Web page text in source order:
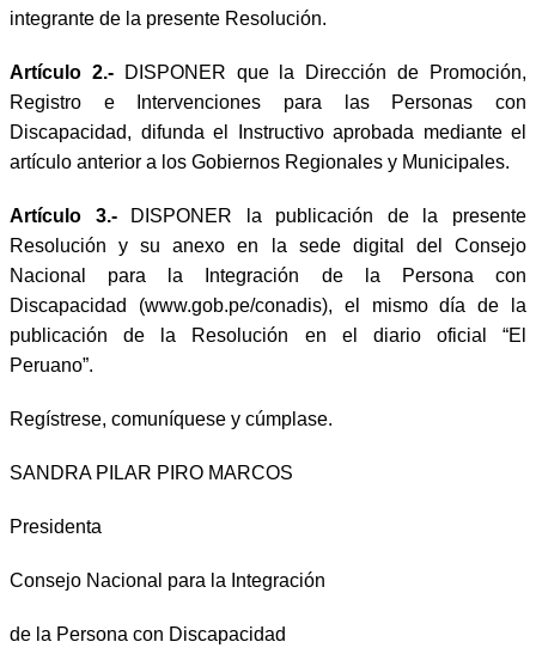
integrante de la presente Resolución.
Artículo 2.-
DISPONER que la Dirección de Promoción,
Registro e Intervenciones para las Personas con
Discapacidad, difunda el Instructivo aprobada mediante el
artículo anterior a los Gobiernos Regionales y Municipales.
Artículo 3.-
DISPONER la publicación de la presente
Resolución y su anexo en la sede digital del Consejo
Nacional para la Integración de la Persona con
Discapacidad (www.gob.pe/conadis), el mismo día de la
publicación de la Resolución en el diario oficial “El
Peruano”.
Regístrese, comuníquese y cúmplase.
SANDRA PILAR PIRO MARCOS
Presidenta
Consejo Nacional para la Integración
de la Persona con Discapacidad